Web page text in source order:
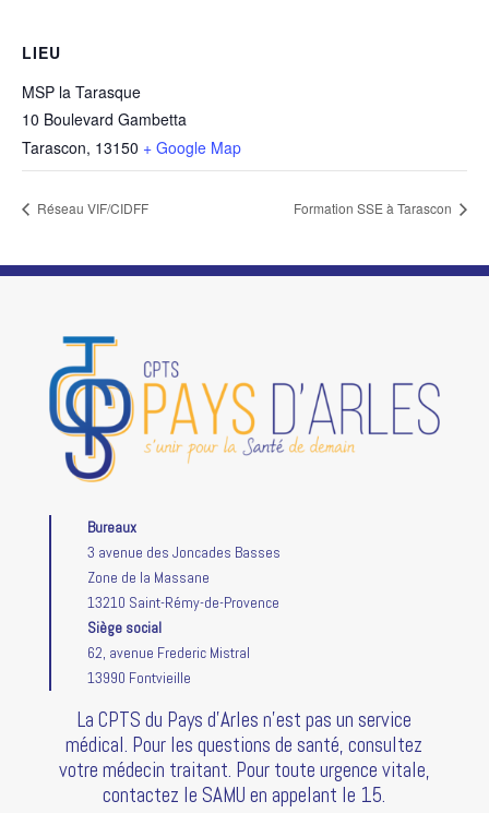
LIEU
MSP la Tarasque
10 Boulevard Gambetta
Tarascon, 13150 + Google Map
Réseau VIF/CIDFF Formation SSE à Tarascon
Bureaux
3 avenue des Joncades Basses
Zone de la Massane
13210 Saint-Rémy-de-Provence
Siège social
62, avenue Frederic Mistral
13990 Fontvieille
La CPTS du Pays d’Arles n’est pas un service
médical. Pour les questions de santé, consultez
votre médecin traitant. Pour toute urgence vitale,
contactez le SAMU en appelant le 15.